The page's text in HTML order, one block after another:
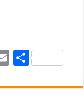
E
ail
S
ar